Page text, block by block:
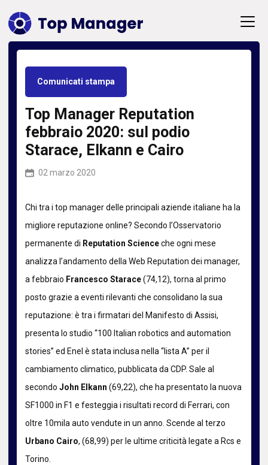
Comunicati stampa
Top Manager Reputation
febbraio 2020: sul podio
Starace, Elkann e Cairo
02 marzo 2020
Chi tra i top manager delle principali aziende italiane ha la
migliore reputazione online? Secondo l’Osservatorio
permanente di Reputation Scienceche ogni mese
analizza l’andamento della Web Reputation dei manager,
a febbraio Francesco Starace(74,12), torna al primo
posto grazie a eventi rilevanti che consolidano la sua
reputazione: è tra i firmatari del Manifesto di Assisi,
presenta lo studio “100 Italian robotics and automation
stories” ed Enel è stata inclusa nella “lista A” per il
cambiamento climatico, pubblicata da CDP. Sale al
secondo John Elkann (69,22), che ha presentato la nuova
SF1000 in F1 e festeggia i risultati record di Ferrari, con
oltre 10mila auto vendute in un anno. Scende al terzo
Urbano Cairo, (68,99) per le ultime criticità legate a Rcs e
Torino.